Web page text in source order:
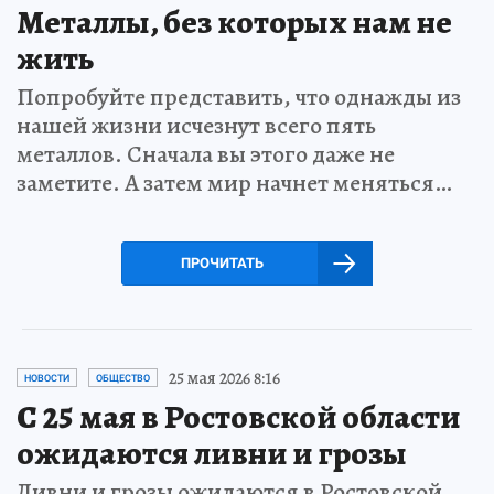
Металлы, без которых нам не
жить
Попробуйте представить, что однажды из
нашей жизни исчезнут всего пять
металлов. Сначала вы этого даже не
заметите. А затем мир начнет меняться…
ПРОЧИТАТЬ
НОВОСТИ ОБЩЕСТВО 25 мая 2026 8:16
С 25 мая в Ростовской области
ожидаются ливни и грозы